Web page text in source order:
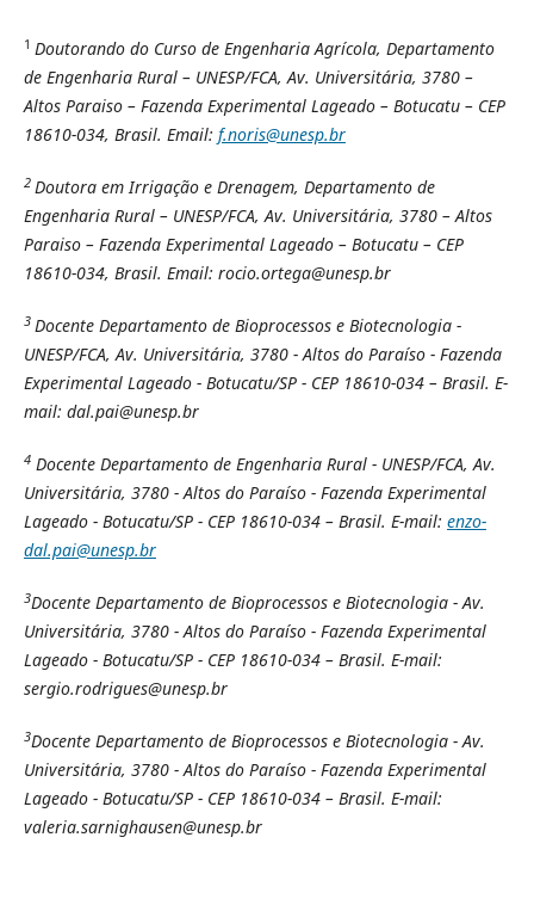
1 Doutorando do Curso de Engenharia Agrícola, Departamento
de Engenharia Rural – UNESP/FCA, Av. Universitária, 3780 –
Altos Paraiso – Fazenda Experimental Lageado – Botucatu – CEP
18610-034, Brasil. Email: f.noris@unesp.br
2 Doutora em Irrigação e Drenagem, Departamento de
Engenharia Rural – UNESP/FCA, Av. Universitária, 3780 – Altos
Paraiso – Fazenda Experimental Lageado – Botucatu – CEP
18610-034, Brasil. Email: rocio.ortega@unesp.br
3 Docente Departamento de Bioprocessos e Biotecnologia -
UNESP/FCA, Av. Universitária, 3780 - Altos do Paraíso - Fazenda
Experimental Lageado - Botucatu/SP - CEP 18610-034 – Brasil. E-
mail: dal.pai@unesp.br
4Docente Departamento de Engenharia Rural - UNESP/FCA, Av.
Universitária, 3780 - Altos do Paraíso - Fazenda Experimental
Lageado - Botucatu/SP - CEP 18610-034 – Brasil. E-mail: enzo-
dal.pai@unesp.br
3Docente Departamento de Bioprocessos e Biotecnologia - Av.
Universitária, 3780 - Altos do Paraíso - Fazenda Experimental
Lageado - Botucatu/SP - CEP 18610-034 – Brasil. E-mail:
sergio.rodrigues@unesp.br
3Docente Departamento de Bioprocessos e Biotecnologia - Av.
Universitária, 3780 - Altos do Paraíso - Fazenda Experimental
Lageado - Botucatu/SP - CEP 18610-034 – Brasil. E-mail:
valeria.sarnighausen@unesp.br